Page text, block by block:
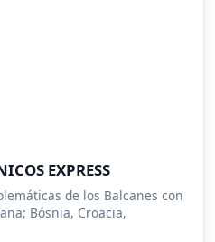
EXPRESS
de los Balcanes con
Bósnia, Croacia,